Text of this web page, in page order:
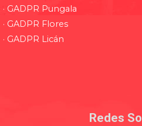
· GADPR Pungala
· GADPR Flores
· GADPR Licán
Redes